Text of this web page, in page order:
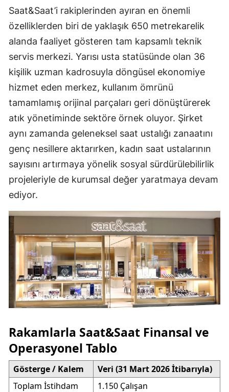
Saat&Saat’i rakiplerinden ayıran en önemli
özelliklerden biri de yaklaşık 650 metrekarelik
alanda faaliyet gösteren tam kapsamlı teknik
servis merkezi. Yarısı usta statüsünde olan 36
kişilik uzman kadrosuyla döngüsel ekonomiye
hizmet eden merkez, kullanım ömrünü
tamamlamış orijinal parçaları geri dönüştürerek
atık yönetiminde sektöre örnek oluyor. Şirket
aynı zamanda geleneksel saat ustalığı zanaatını
genç nesillere aktarırken, kadın saat ustalarının
sayısını artırmaya yönelik sosyal sürdürülebilirlik
projeleriyle de kurumsal değer yaratmaya devam
ediyor.
Rakamlarla Saat&Saat Finansal ve
Operasyonel Tablo
Gösterge / Kalem
Veri (31 Mart 2026 İtibarıyla)
Toplam İstihdam
1.150 Çalışan